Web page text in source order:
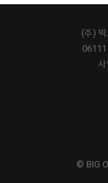
(주)
© BIG